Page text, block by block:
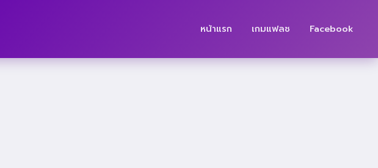
หน้าแรก เกมแฟลช Facebook